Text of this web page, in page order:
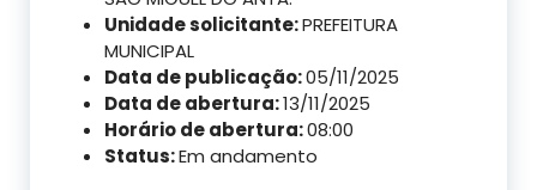
Unidade solicitante:PREFEITURA
MUNICIPAL
Data de publicação:05/11/2025
Data de abertura:13/11/2025
Horário de abertura:08:00
Status:Em andamento